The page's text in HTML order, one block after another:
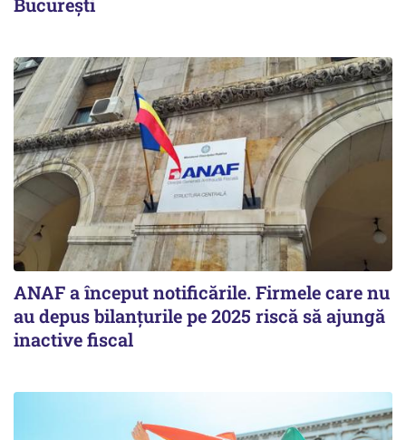
București
ANAF a început notificările. Firmele care nu
au depus bilanțurile pe 2025 riscă să ajungă
inactive fiscal